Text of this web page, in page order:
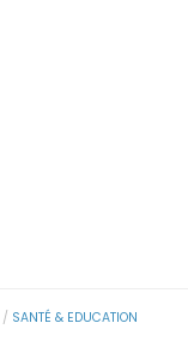
/ SANTÉ & EDUCATION